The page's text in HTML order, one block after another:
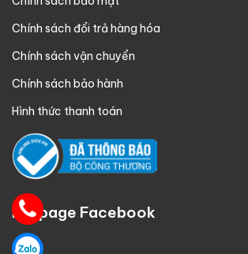
Chính sách đổi trả hàng hóa
Chính sách vận chuyển
Chính sách bảo hành
Hình thức thanh toán
Fanpage Facebook